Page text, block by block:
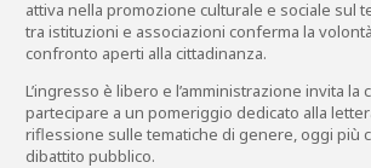
attiva nella promozione culturale e sociale sul
tra istituzioni e associazioni conferma la
confronto aperti alla cittadinanza.
L’ingresso è libero e l’amministrazione invita la
partecipare a un pomeriggio dedicato alla
riflessione sulle tematiche di genere, oggi più
dibattito pubblico.